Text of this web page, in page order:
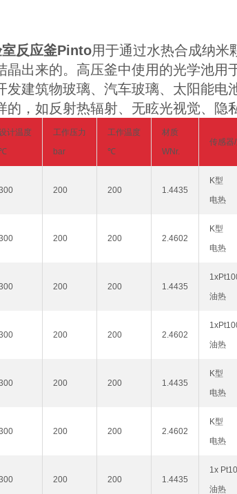
反应釜Pinto用于通过水热合成纳米
晶出来的。高压釜中使用的光学池用
发建筑物玻璃、汽车玻璃、太阳能电
，如反射热辐射、无眩光视觉、隐
计温度
工作压力
bar
工作温度
℃
材质
WNr.
传感器
200 200 1.4435
K型
电热
200 200 2.4602
K型
电热
200 200 1.4435
油热
200 200 2.4602
油热
200 200 1.4435
K型
电热
200 200 2.4602
K型
电热
200 200 1.4435
1x
油热